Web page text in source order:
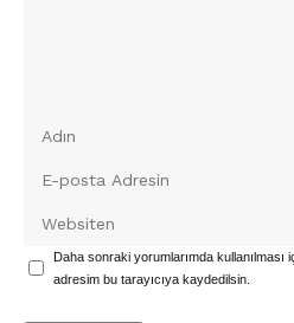
Daha sonraki yorumlarımda
adresim bu tarayıcıya kaydedilsin.